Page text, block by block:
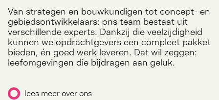
Van strategen en bouwkundigen tot concept- en
gebiedsontwikkelaars: ons team bestaat uit
verschillende experts. Dankzij die veelzijdigheid
kunnen we opdrachtgevers een compleet pakket
bieden, én goed werk leveren. Dat wil zeggen:
leefomgevingen die bijdragen aan geluk.
lees meer over ons